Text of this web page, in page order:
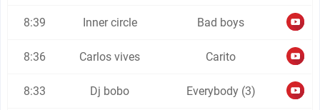
8:39 Inner circle Bad boys
8:36 Carlos vives Carito
8:33 Dj bobo Everybody (3)